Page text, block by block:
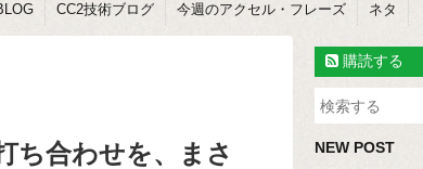
CC2技術ブログ 今週のアクセル・フレーズ ネタ
ち合わせを、まさ
購読する
NEW POST